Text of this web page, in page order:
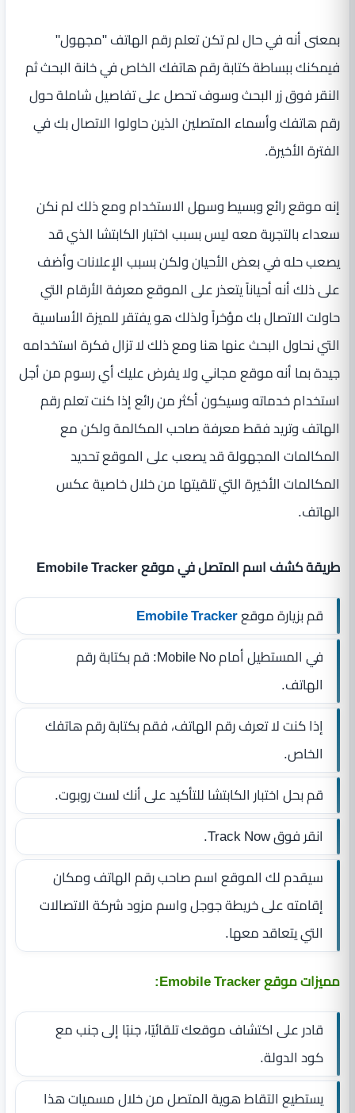
بمعنى أنه في حال لم تكن تعلم رقم الهاتف "مجهول"
فيمكنك ببساطة كتابة رقم هاتفك الخاص في خانة البحث ثم
النقر فوق زر البحث وسوف تحصل على تفاصيل شاملة حول
رقم هاتفك وأسماء المتصلين الذين حاولوا الاتصال بك في
الفترة الأخيرة.
إنه موقع رائع وبسيط وسهل الاستخدام ومع ذلك لم نكن
سعداء بالتجربة معه ليس بسبب اختبار الكابتشا الذي قد
يصعب حله في بعض الأحيان ولكن بسبب الإعلانات وأضف
على ذلك أنه أحياناً يتعذر على الموقع معرفة الأرقام التي
حاولت الاتصال بك مؤخراً ولذلك هو يفتقر للميزة الأساسية
التي نحاول البحث عنها هنا ومع ذلك لا تزال فكرة استخدامه
جيدة بما أنه موقع مجاني ولا يفرض عليك أي رسوم من أجل
استخدام خدماته وسيكون أكثر من رائع إذا كنت تعلم رقم
الهاتف وتريد فقط معرفة صاحب المكالمة ولكن مع
المكالمات المجهولة قد يصعب على الموقع تحديد
المكالمات الأخيرة التي تلقيتها من خلال خاصية عكس
الهاتف.
طريقة كشف اسم المتصل في موقع Emobile Tracker
قم بزيارة موقعEmobile Tracker
في المستطيل أمام Mobile No: قم بكتابة رقم
الهاتف.
إذا كنت لا تعرف رقم الهاتف، فقم بكتابة رقم هاتفك
الخاص.
قم بحل اختبار الكابتشا للتأكيد على أنك لست روبوت.
انقر فوق Track Now.
سيقدم لك الموقع اسم صاحب رقم الهاتف ومكان
إقامته على خريطة جوجل واسم مزود شركة الاتصالات
التي يتعاقد معها.
مميزات موقع Emobile Tracker:
قادر على اكتشاف موقعك تلقائيًا، جنبًا إلى جنب مع
كود الدولة.
يستطيع التقاط هوية المتصل من خلال مسميات هذا